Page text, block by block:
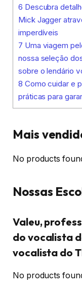
6 Descubra
Mick Jagger
imperdíveis
7 Uma viagem
nossa seleção
sobre o lendário
8 Como cuidar e
práticas para
Mais
No products
Nossas
Valeu,
do vocalista
vocalista do
No products